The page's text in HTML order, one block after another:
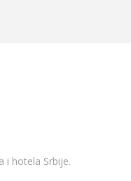
i hotela Srbije.